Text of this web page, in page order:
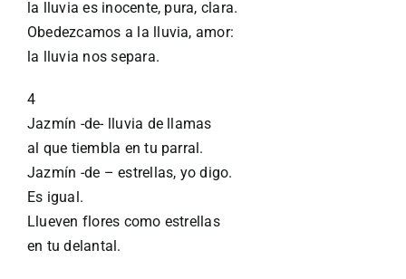
la lluvia es inocente, pura, clara.
Obedezcamos a la lluvia, amor:
la lluvia nos separa.
4
Jazmín -de- lluvia de llamas
al que tiembla en tu parral.
Jazmín -de – estrellas, yo digo.
Es igual.
Llueven flores como estrellas
en tu delantal.